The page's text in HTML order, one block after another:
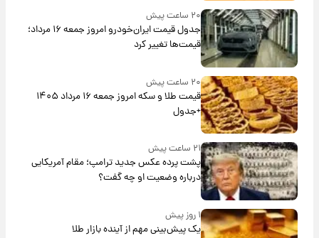
۲۰ ساعت پیش
جدول قیمت ایران‌خودرو امروز جمعه ۱۶ مرداد؛
قیمت‌ها تغییر کرد
۲۰ ساعت پیش
قیمت طلا و سکه امروز جمعه ۱۶ مرداد ۱۴۰۵
+جدول
۲۱ ساعت پیش
پشت پرده عکس جدید ترامپ؛ مقام آمریکایی
درباره وضعیت او چه گفت؟
۱ روز پیش
یک پیش‌بینی مهم از آینده بازار طلا